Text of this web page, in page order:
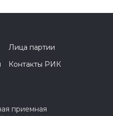
Лица партии
Контакты РИК
приемная